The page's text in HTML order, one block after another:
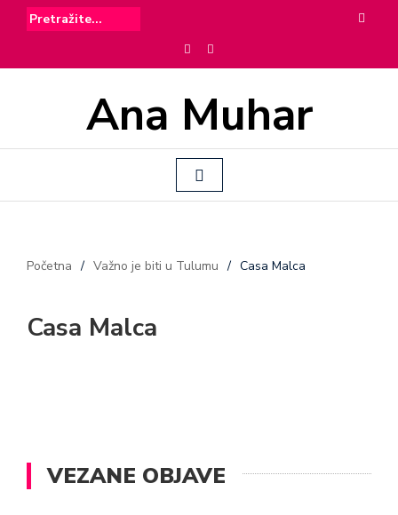
Ana Muhar
Početna / Važno je biti u Tulumu / Casa Malca
Casa Malca
VEZANE OBJAVE